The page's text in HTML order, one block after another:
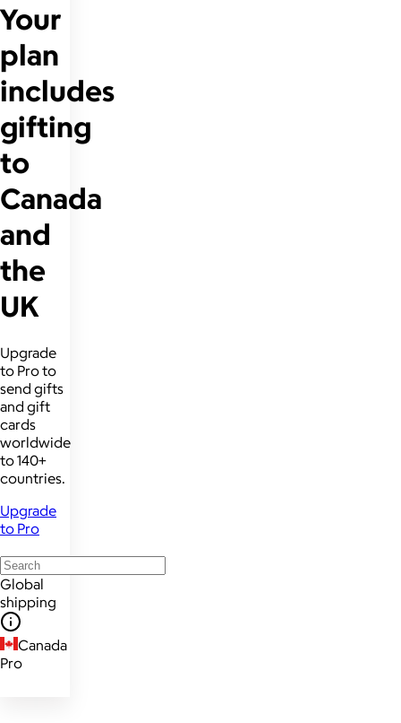
Your
plan
includes
gifting
to
Canada
and
the
UK
Upgrade
to Pro to
send gifts
and gift
cards
worldwide
to 140+
countries.
Upgrade
to Pro
Global
shipping
Canada
Pro